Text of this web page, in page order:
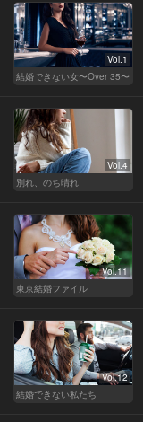
Vol.1
結婚できない女〜Over 35〜
Vol.4
別れ、のち晴れ
Vol.11
東京結婚ファイル
Vol.12
結婚できない私たち